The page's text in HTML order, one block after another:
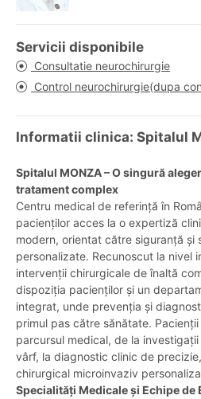
Servicii disponibile
Consultatie neurochirurgie
Control neurochirurgie(dupa
Informatii clinica: Spitalul
Spitalul MONZA – O singură
tratament complex
Centru medical de referință în
pacienților acces la o expertiză
modern, orientat către siguranță și
personalizate. Recunoscut la nivel
intervenții chirurgicale de înaltă
dispoziția pacienților și un
integrat, unde prevenția și
primul pas către sănătate.
parcursul medical, de la
vârf, la diagnostic clinic de
chirurgical microinvaziv
Specialități Medicale și Echipe de